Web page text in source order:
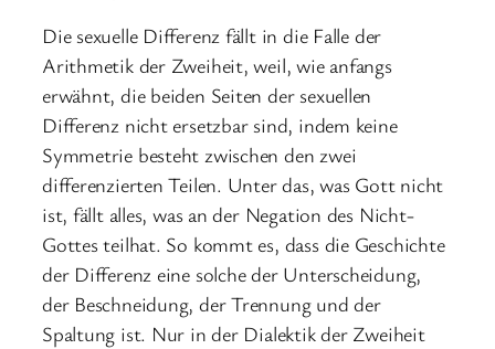
Die sexuelle Differenz fällt in die Falle der
Arithmetik der Zweiheit, weil, wie anfangs
erwähnt, die beiden Seiten der sexuellen
Differenz nicht ersetzbar sind, indem keine
Symmetrie besteht zwischen den zwei
differenzierten Teilen. Unter das, was Gott nicht
ist, fällt alles, was an der Negation des Nicht-
Gottes teilhat. So kommt es, dass die Geschichte
der Differenz eine solche der Unterscheidung,
der Beschneidung, der Trennung und der
Spaltung ist. Nur in der Dialektik der Zweiheit